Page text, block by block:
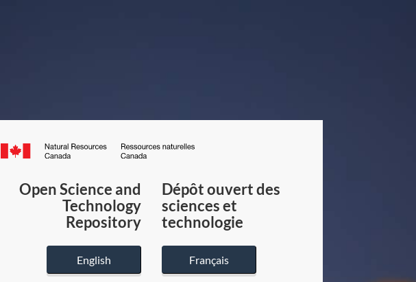
Canada.ca
du
Canada
Open Science and
Technology
Repository
English
Dépôt ouvert des
sciences et
technologie
Français